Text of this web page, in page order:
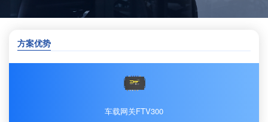
方案优势
车载网关FTV300